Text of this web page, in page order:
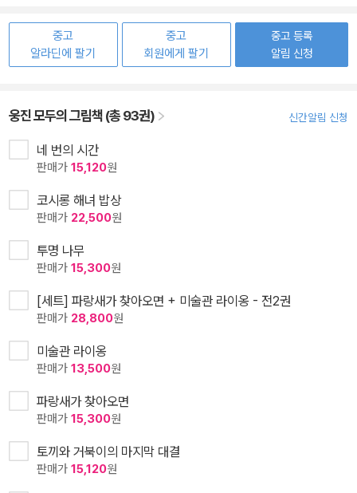
중고
알라딘에 팔기
중고
회원에게 팔기
중고 등록
알림 신청
웅진 모두의 그림책 (총 93권) 신간알림 신청
네 번의 시간
판매가 15,120원
코시롱 해녀 밥상
판매가 22,500원
투명 나무
판매가 15,300원
[세트] 파랑새가 찾아오면 + 미술관 라이옹 - 전2권
판매가 28,800원
미술관 라이옹
판매가 13,500원
파랑새가 찾아오면
판매가 15,300원
토끼와 거북이의 마지막 대결
판매가 15,120원